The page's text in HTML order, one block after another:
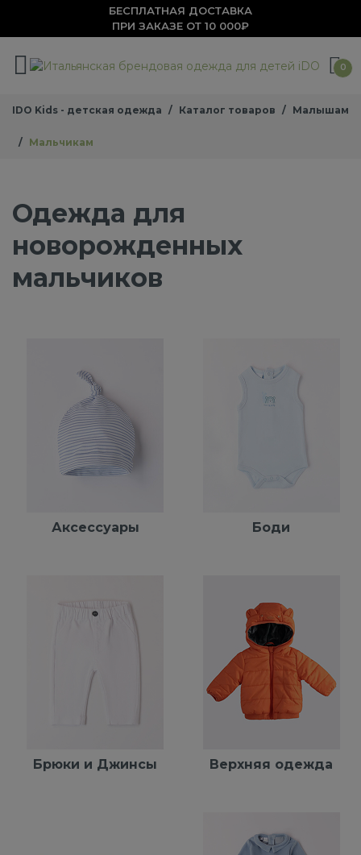
БЕСПЛАТНАЯ ДОСТАВКА
ПРИ ЗАКАЗЕ ОТ 10 000₽
0
IDO Kids - детская одежда Каталог товаров Малышам
Мальчикам
Одежда для
новорожденных
мальчиков
Аксессуары Боди
Брюки и Джинсы Верхняя одежда